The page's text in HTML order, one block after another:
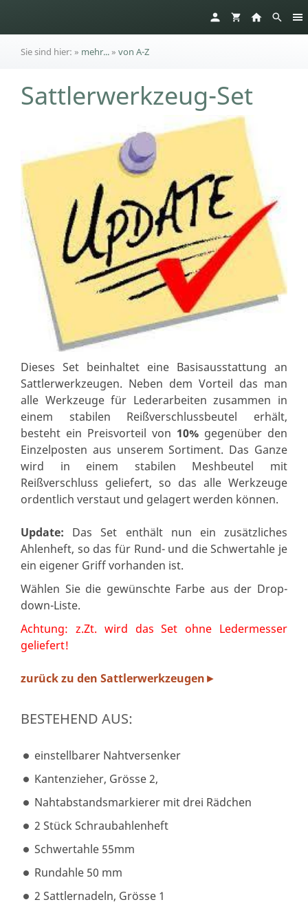
Sie sind hier: » mehr...» von A-Z
Sattlerwerkzeug-Set
Dieses Set beinhaltet eine Basisausstattung an
Sattlerwerkzeugen. Neben dem Vorteil das man
alle Werkzeuge für Lederarbeiten zusammen in
einem stabilen Reißverschlussbeutel erhält,
besteht ein Preisvorteil von 10% gegenüber den
Einzelposten aus unserem Sortiment. Das Ganze
wird in einem stabilen Meshbeutel mit
Reißverschluss geliefert, so das alle Werkzeuge
ordentlich verstaut und gelagert werden können.
Update: Das Set enthält nun ein zusätzliches
Ahlenheft, so das für Rund- und die Schwertahle je
ein eigener Griff vorhanden ist.
Wählen Sie die gewünschte Farbe aus der Drop-
down-Liste.
Achtung: z.Zt. wird das Set ohne Ledermesser
geliefert!
zurück zu den Sattlerwerkzeugen ►
BESTEHEND AUS:
einstellbarer Nahtversenker
Kantenzieher, Grösse 2,
Nahtabstandsmarkierer mit drei Rädchen
2 Stück Schraubahlenheft
Schwertahle 55mm
Rundahle 50 mm
2 Sattlernadeln, Grösse 1